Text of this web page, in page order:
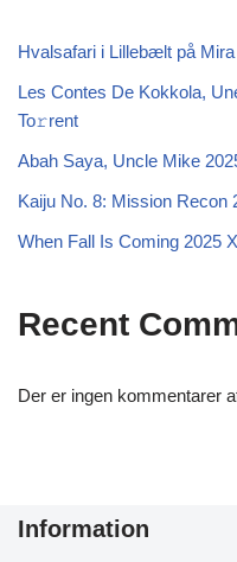
Hvalsafari i Lillebælt på Mira
Les Contes De Kokkola,
To𝚛rent
Abah Saya, Uncle Mike
Kaiju No. 8: Mission
When Fall Is Coming 2025
Recent
Der er ingen kommentarer
Information